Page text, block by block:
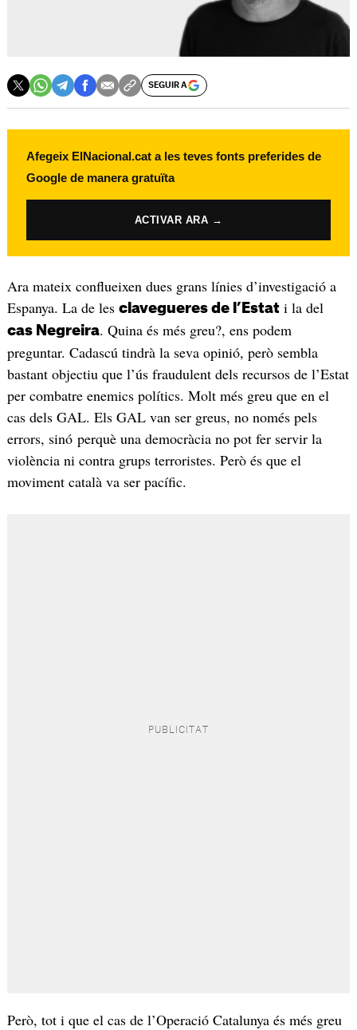
SEGUIR A
Afegeix ElNacional.cat a les teves fonts preferides de
Google de manera gratuïta
ACTIVAR ARA →
Ara mateix conflueixen dues grans línies d’investigació a
Espanya. La de les clavegueres de l’Estati la del
cas Negreira. Quina és més greu?, ens podem
preguntar. Cadascú tindrà la seva opinió, però sembla
bastant objectiu que l’ús fraudulent dels recursos de l’Estat
per combatre enemics polítics. Molt més greu que en el
cas dels GAL. Els GAL van ser greus, no només pels
errors, sinó perquè una democràcia no pot fer servir la
violència ni contra grups terroristes. Però és que el
moviment català va ser pacífic.
Però, tot i que el cas de l’Operació Catalunya és més greu